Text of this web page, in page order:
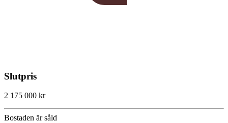
Slutpris
2 175 000 kr
Bostaden är såld